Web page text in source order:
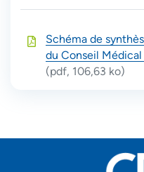
Schéma de
du Conseil
(pdf, 106,63 ko)